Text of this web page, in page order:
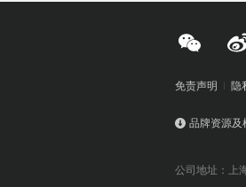
免责声明 隐
品牌资源及
公司地址：上